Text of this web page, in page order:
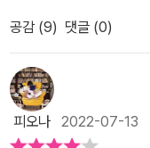
가 여행을 떠날 준비를
측에서 보내주는데, 그
은 몬스터인 내니와의 기묘
치의 털복숭이, 먼지 풀
지. 이런 내니가 과연 아
낼 수 있을까요? 무엇보
공감 (9) 댓글 (0)
피오나 2022-07-13